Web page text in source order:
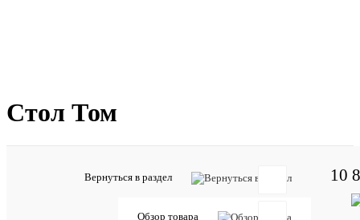
Стол Том
Вернуться в раздел
Обзор товара
10